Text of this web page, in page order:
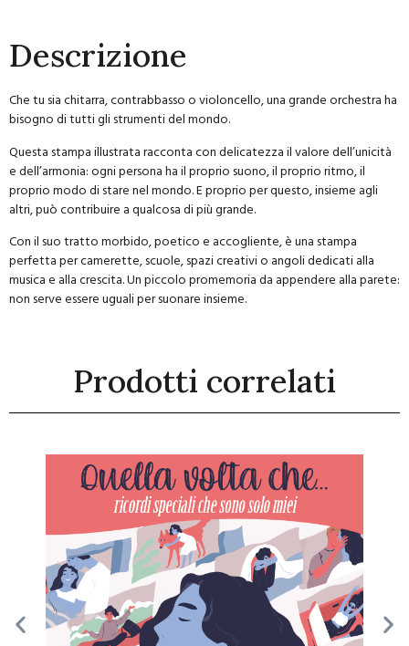
Descrizione
Che tu sia chitarra, contrabbasso o violoncello, una grande orchestra ha
bisogno di tutti gli strumenti del mondo.
Questa stampa illustrata racconta con delicatezza il valore dell’unicità
e dell’armonia: ogni persona ha il proprio suono, il proprio ritmo, il
proprio modo di stare nel mondo. E proprio per questo, insieme agli
altri, può contribuire a qualcosa di più grande.
Con il suo tratto morbido, poetico e accogliente, è una stampa
perfetta per camerette, scuole, spazi creativi o angoli dedicati alla
musica e alla crescita. Un piccolo promemoria da appendere alla parete:
non serve essere uguali per suonare insieme.
Prodotti correlati